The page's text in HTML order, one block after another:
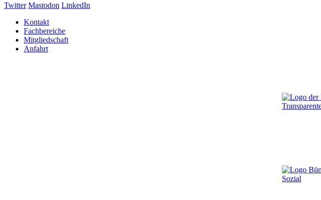
Twitter Mastodon LinkedIn
Kontakt
Fachbereiche
Mitgliedschaft
Anfahrt